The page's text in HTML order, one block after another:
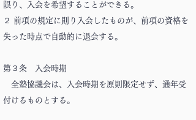
限り、入会を希望することができる。
２ 前項の規定に則り入会したものが、前項の資格を
失った時点で自動的に退会する。
第３条 入会時期
全塾協議会は、入会時期を原則限定せず、通年受
付けるものとする。